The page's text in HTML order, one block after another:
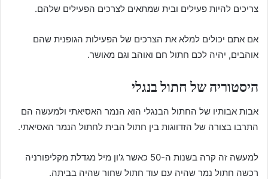
צריכים להיות פעילים ובית שמתאים לצרכים הפעילים שלהם.
אם אתם יכולים למלא את הצרכים של הפעילות הגופנית שהם
אוהבים, יהיה לכם חתול חם ואוהב וגם מאושר.
היסטוריה של חתול בנגלי
אבות אבותיו של החתול הבנגלי הוא הנמר האסיאתי ולמעשה הם
התרבו בצורה של הזדווגות בין חתול הבית לחתול הנמר האסיאתי.
למעשה זה קרה בשנות ה-50 כאשר ג'ון מיל מגדלת מקליפורניה
רכשה חתול נמר שהיה עם עוד חתול שחור שהיה בביתה.